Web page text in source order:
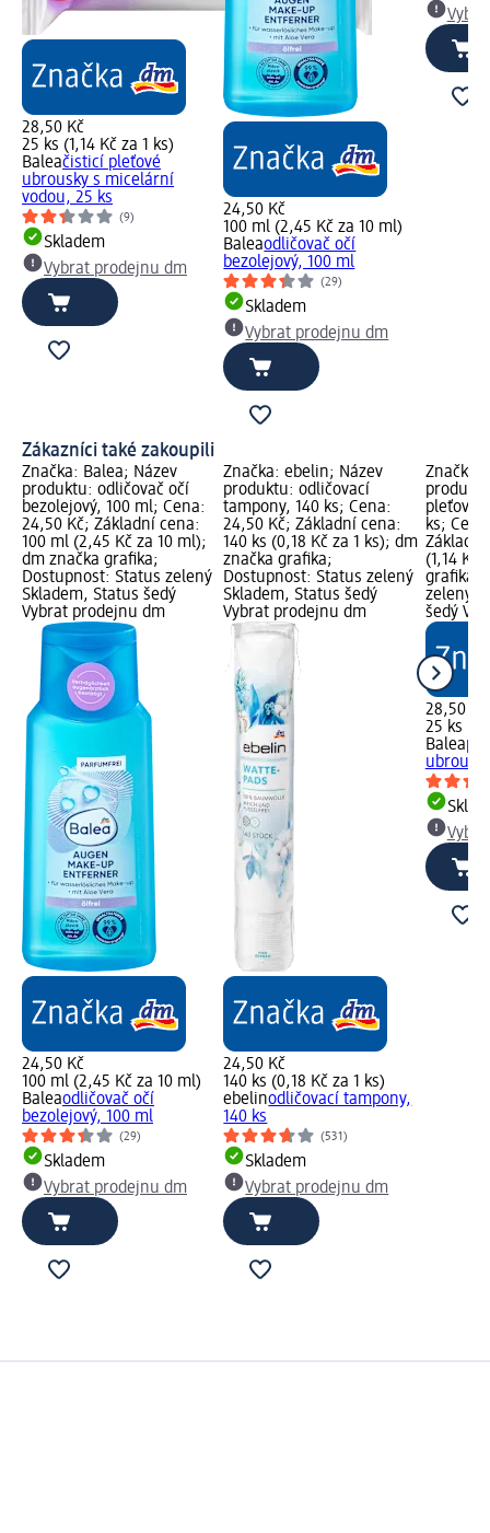
28,50 Kč
25 ks (1,14 Kč za 1 ks)
Baleačisticí pleťové
ubrousky s micelární
vodou, 25 ks
(9)
Skladem
Vybrat prodejnu dm
24,50 Kč
100 ml (2,45 Kč za 10 ml)
Baleaodličovač očí
bezolejový, 100 ml
(29)
Skladem
Vybrat prodejnu dm
Zákazníci také zakoupili
Značka: Balea; Název
produktu: odličovač očí
bezolejový, 100 ml; Cena:
24,50 Kč; Základní cena:
100 ml (2,45 Kč za 10 ml);
dm značka grafika;
Dostupnost: Status zelený
Skladem, Status šedý
Vybrat prodejnu dm
24,50 Kč
100 ml (2,45 Kč za 10 ml)
Baleaodličovač očí
bezolejový, 100 ml
(29)
Skladem
Vybrat prodejnu dm
Značka: ebelin; Název
produktu: odličovací
tampony, 140 ks; Cena:
24,50 Kč; Základní cena:
140 ks (0,18 Kč za 1 ks); dm
značka grafika;
Dostupnost: Status zelený
Skladem, Status šedý
Vybrat prodejnu dm
24,50 Kč
140 ks (0,18 Kč za 1 ks)
ebelinodličovací tampony,
140 ks
(531)
Skladem
Vybrat prodejnu dm
Značka:
pleťové
ks;
(1,14 Kč
grafika;
zelený
šedý
28,50 Kč
25 ks
Balea